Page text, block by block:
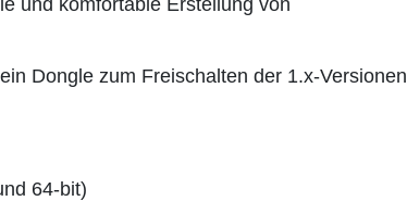
Dongle zum Freischalten der 1.x-Versionen
64-bit)